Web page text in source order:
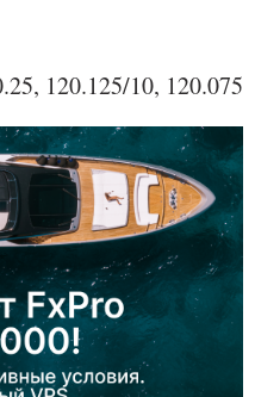
120.125/10, 120.075